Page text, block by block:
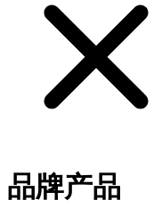
品牌产品